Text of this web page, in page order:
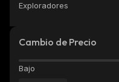
Exploradores
Cambio de Precio
Bajo